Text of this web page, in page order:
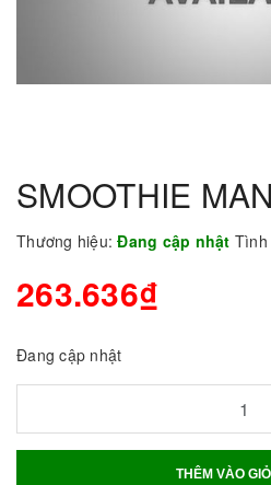
SMOOTHIE
Thương hiệu: Đang cập nhật Tình
263.636₫
Đang cập nhật
THÊM VÀO